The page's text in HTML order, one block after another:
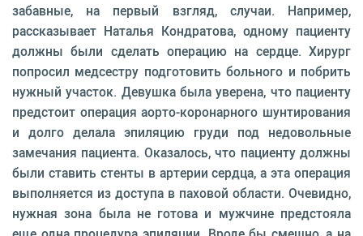
забавные, на первый взгляд, случаи. Например,
рассказывает Наталья Кондратова, одному пациенту
должны были сделать операцию на сердце. Хирург
попросил медсестру подготовить больного и побрить
нужный участок. Девушка была уверена, что пациенту
предстоит операция аорто-коронарного шунтирования
и долго делала эпиляцию груди под недовольные
замечания пациента. Оказалось, что пациенту должны
были ставить стенты в артерии сердца, а эта операция
выполняется из доступа в паховой области. Очевидно,
нужная зона была не готова и мужчине предстояла